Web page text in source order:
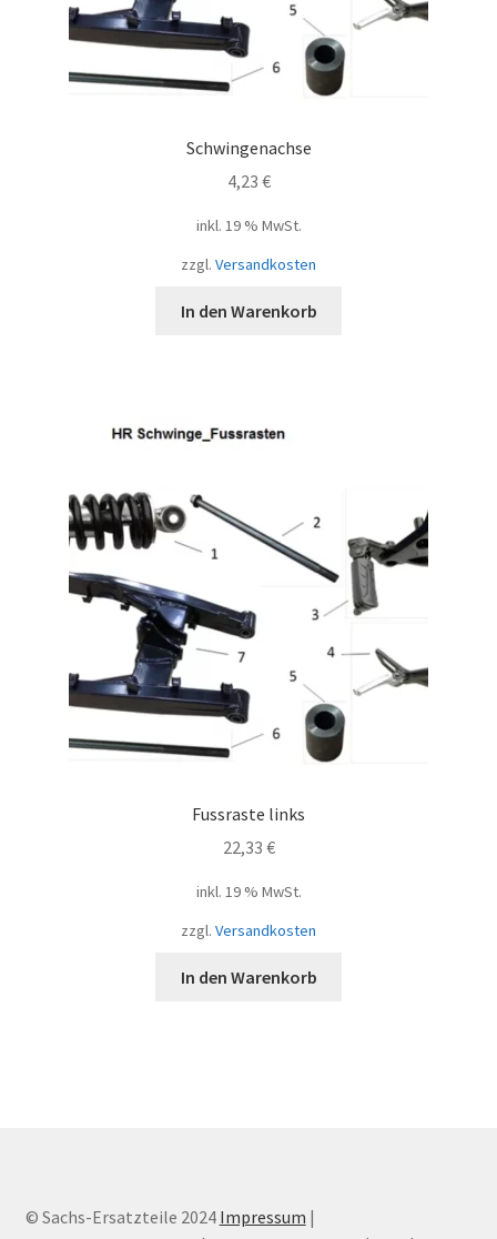
Schwingenachse
4,23 €
inkl. 19 % MwSt.
zzgl. Versandkosten
In den Warenkorb
Fussraste links
22,33 €
inkl. 19 % MwSt.
zzgl. Versandkosten
In den Warenkorb
© Sachs-Ersatzteile 2024 Impressum |